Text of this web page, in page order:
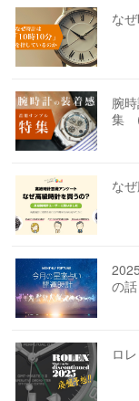
な
腕
集 (
な
の話
ロ